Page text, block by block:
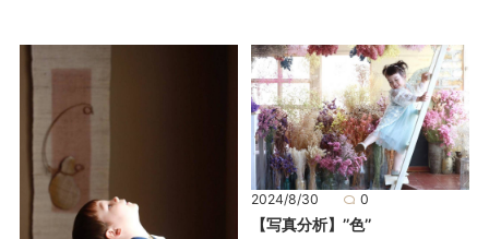
2024/8/30 0
【写真分析】’’色’’